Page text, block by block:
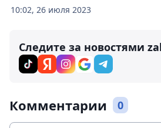
10:02, 26 июля 2023
Следите за новостями
Комментарии 0